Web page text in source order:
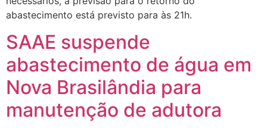
abastecimento está previsto para às 21h.
SAAE suspende
abastecimento de água em
Nova Brasilândia para
manutenção de adutora